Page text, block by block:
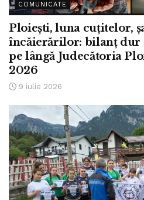
COMUNICATE
Ploiești, luna cuțitelor,
încăierărilor: bilanț dur
pe lângă Judecătoria
2026
9 iulie 2026